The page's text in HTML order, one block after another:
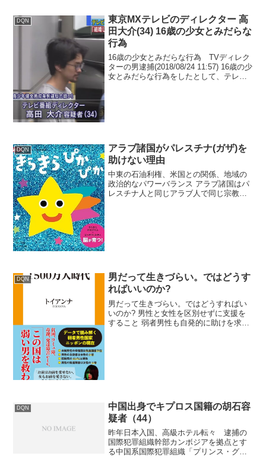
DQN
東京MXテレビのディレクター 高
田大介(34) 16歳の少女とみだらな
行為
16歳の少女とみだらな行為 TVディレク
ターの男逮捕(2018/08/24 11:57) 16歳の少
女とみだらな行為をしたとして、テレビ
DQN
アラブ諸国がパレスチナ(ガザ)を
助けない理由
中東の石油利権、米国との関係、地域の
政治的なパワーバランス アラブ諸国はパ
レスチナ人と同じアラブ人で同じ宗教の
DQN
男だって生きづらい。ではどうす
ればいいのか?
男だって生きづらい。ではどうすればい
いのか? 男性と女性を区別せずに支援を
すること 弱者男性も自発的に助けを求め
DQN
中国出身でキプロス国籍の胡石容
疑者（44）
昨年日本入国、高級ホテル転々 逮捕の
国際犯罪組織幹部カンボジアを拠点とす
る中国系国際犯罪組織「プリンス・グル